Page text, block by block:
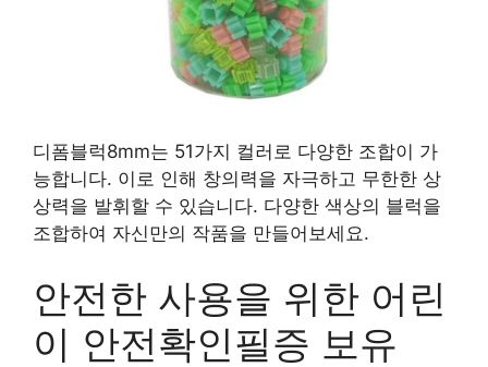
디폼블럭8mm는 51가지 컬러로 다양한 조합이 가
능합니다. 이로 인해 창의력을 자극하고 무한한 상
상력을 발휘할 수 있습니다. 다양한 색상의 블럭을
조합하여 자신만의 작품을 만들어보세요.
안전한 사용을 위한 어린
이 안전확인필증 보유